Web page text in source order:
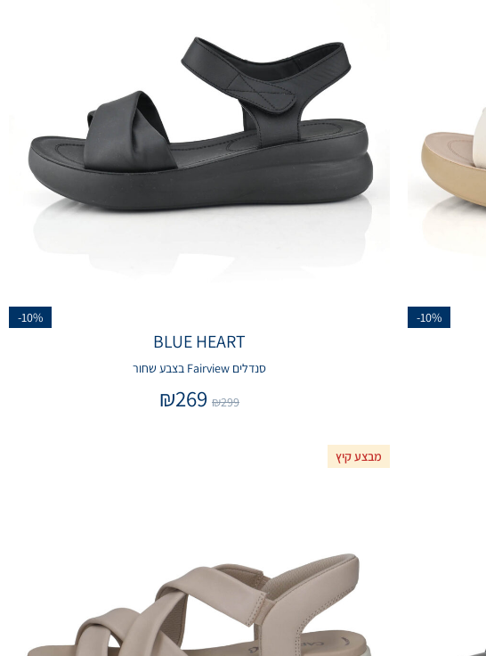
-10%
-10%
BLUE HEART
סנדלים Fairview בצבע שחור
₪299
₪269
מבצע קיץ